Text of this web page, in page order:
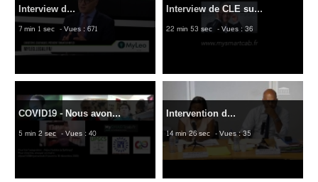
Interview d...
7 min 1 sec - Vues : 671
Interview de CLE su...
22 min 53 sec - Vues : 36
COVID19 - Nous avon...
5 min 2 sec - Vues : 40
Intervention d...
14 min 26 sec - Vues : 35